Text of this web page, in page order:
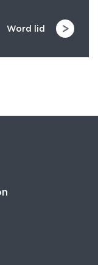
Word lid